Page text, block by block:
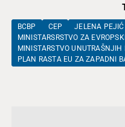
BCBP CEP JELENA
MINISTARSRSTVO ZA
MINISTARSTVO UNUTRAŠNJIH
PLAN RASTA EU ZA ZAPADNI